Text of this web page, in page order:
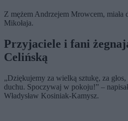
Z mężem Andrzejem Mrowcem,
Mikołaja.
Przyjaciele i fani
Celińską
„Dziękujemy za wielką sztukę, za
duchu. Spoczywaj w pokoju!” –
Władysław Kosiniak-Kamysz.